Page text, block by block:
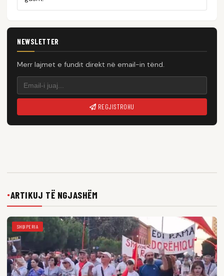
NEWSLETTER
Merr lajmet e fundit direkt në email-in tënd.
REGJISTROHU
●ARTIKUJ TË NGJASHËM
SHQIPERIA